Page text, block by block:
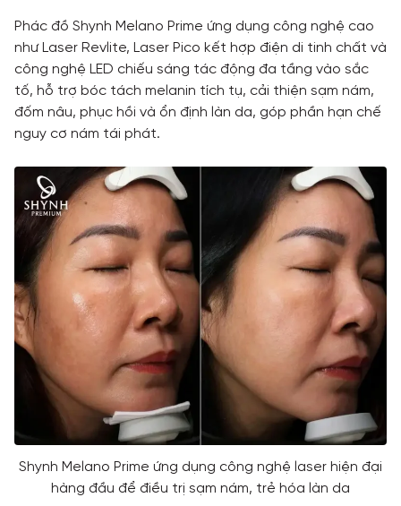
Phác đồ Shynh Melano Prime ứng dụng công nghệ cao
như Laser Revlite, Laser Pico kết hợp điện di tinh chất và
công nghệ LED chiếu sáng tác động đa tầng vào sắc
tố, hỗ trợ bóc tách melanin tích tụ, cải thiện sạm nám,
đốm nâu, phục hồi và ổn định làn da, góp phần hạn chế
nguy cơ nám tái phát.
Shynh Melano Prime ứng dụng công nghệ laser hiện đại
hàng đầu để điều trị sạm nám, trẻ hóa làn da